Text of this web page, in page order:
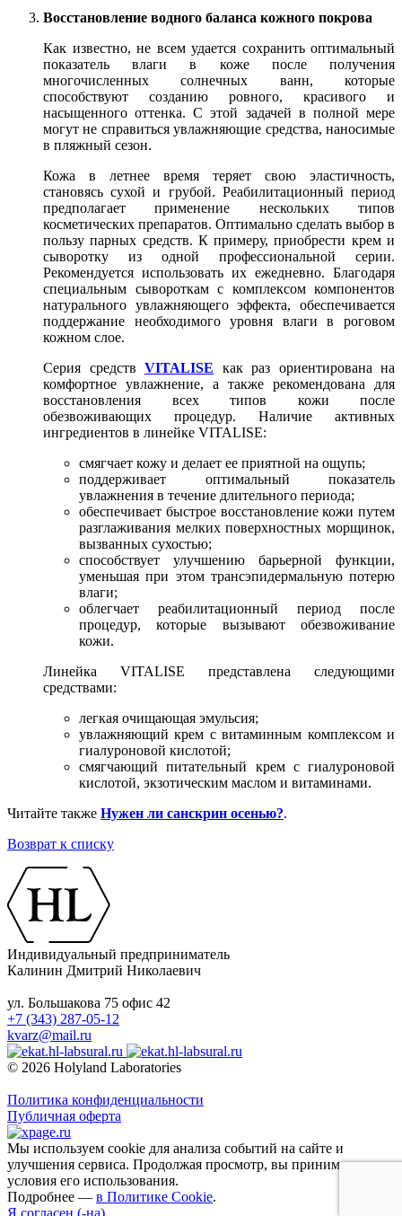
Восстановление водного баланса кожного покрова
Как известно, не всем удается сохранить оптимальный
показатель влаги в коже после получения
многочисленных солнечных ванн, которые
способствуют созданию ровного, красивого и
насыщенного оттенка. С этой задачей в полной мере
могут не справиться увлажняющие средства, наносимые
в пляжный сезон.
Кожа в летнее время теряет свою эластичность,
становясь сухой и грубой. Реабилитационный период
предполагает применение нескольких типов
косметических препаратов. Оптимально сделать выбор в
пользу парных средств. К примеру, приобрести крем и
сыворотку из одной профессиональной серии.
Рекомендуется использовать их ежедневно. Благодаря
специальным сывороткам с комплексом компонентов
натурального увлажняющего эффекта, обеспечивается
поддержание необходимого уровня влаги в роговом
кожном слое.
Серия средств VITALISE как раз ориентирована на
комфортное увлажнение, а также рекомендована для
восстановления всех типов кожи после
обезвоживающих процедур. Наличие активных
ингредиентов в линейке VITALISE:
смягчает кожу и делает ее приятной на ощупь;
поддерживает оптимальный показатель
увлажнения в течение длительного периода;
обеспечивает быстрое восстановление кожи путем
разглаживания мелких поверхностных морщинок,
вызванных сухостью;
способствует улучшению барьерной функции,
уменьшая при этом трансэпидермальную потерю
влаги;
облегчает реабилитационный период после
процедур, которые вызывают обезвоживание
кожи.
Линейка VITALISE представлена следующими
средствами:
легкая очищающая эмульсия;
увлажняющий крем с витаминным комплексом и
гиалуроновой кислотой;
смягчающий питательный крем с гиалуроновой
кислотой, экзотическим маслом и витаминами.
Читайте также Нужен ли санскрин осенью?.
Возврат к списку
Индивидуальный предприниматель
Калинин Дмитрий Николаевич
ул. Большакова 75 офис 42
+7 (343) 287-05-12
kvarz@mail.ru
© 2026 Holyland Laboratories
Политика конфиденциальности
Публичная оферта
Мы используем cookie для анализа событий на сайте и
улучшения сервиса. Продолжая просмотр, вы принимаете
условия его использования.
Подробнее — в Политике Cookie.
Я согласен (-на)